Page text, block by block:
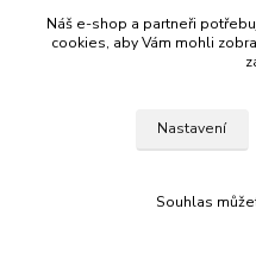
Náš e-shop a partneři
cookies, aby Vám mohli
Nastavení
Souhlas